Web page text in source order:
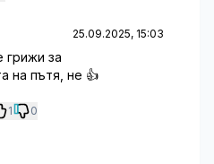
25.09.2025, 15:03
грижи за
на пътя, не 👍
1 0